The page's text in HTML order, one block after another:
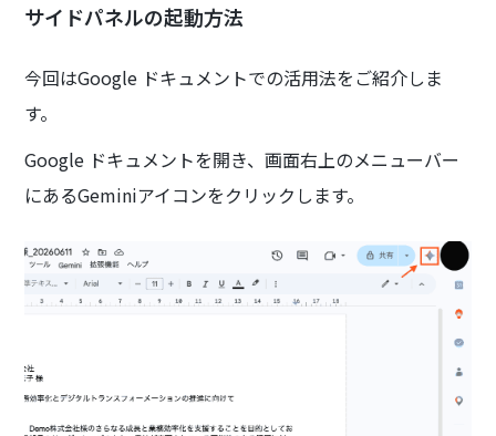
サイドパネルの起動方法
今回はGoogle ドキュメントでの活用法をご紹介しま
す。
Google ドキュメントを開き、画面右上のメニューバー
にあるGeminiアイコンをクリックします。